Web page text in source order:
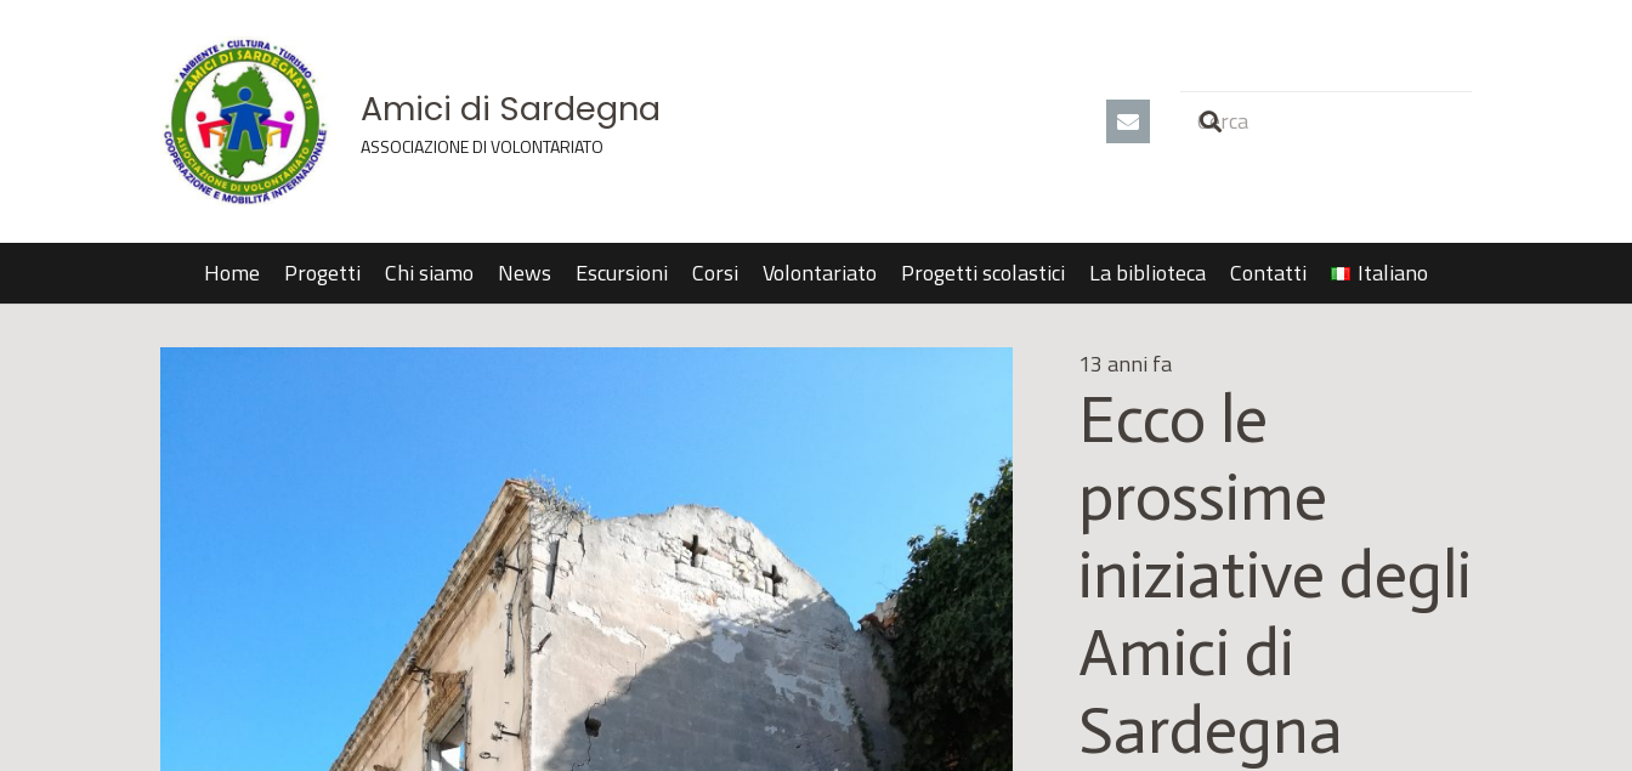
Amici di Sardegna
ASSOCIAZIONE DI VOLONTARIATO
Home Progetti Chi siamo News Escursioni Corsi Volontariato Progetti scolastici La biblioteca Contatti Italiano
13 anni fa
Ecco le
prossime
iniziative degli
Amici di
Sardegna